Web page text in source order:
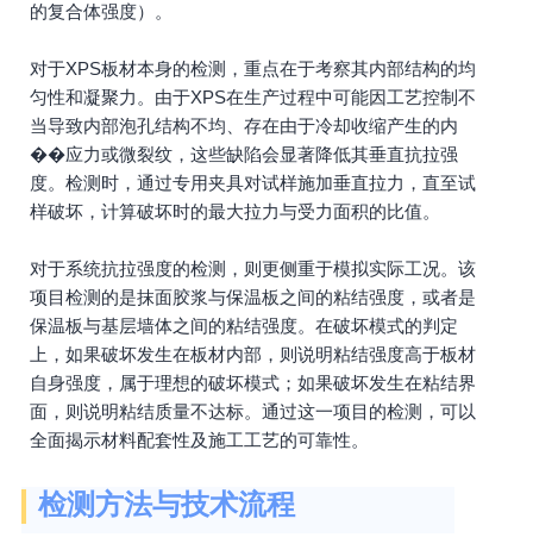
的复合体强度）。
对于XPS板材本身的检测，重点在于考察其内部结构的均
匀性和凝聚力。由于XPS在生产过程中可能因工艺控制不
当导致内部泡孔结构不均、存在由于冷却收缩产生的内
��应力或微裂纹，这些缺陷会显著降低其垂直抗拉强
度。检测时，通过专用夹具对试样施加垂直拉力，直至试
样破坏，计算破坏时的最大拉力与受力面积的比值。
对于系统抗拉强度的检测，则更侧重于模拟实际工况。该
项目检测的是抹面胶浆与保温板之间的粘结强度，或者是
保温板与基层墙体之间的粘结强度。在破坏模式的判定
上，如果破坏发生在板材内部，则说明粘结强度高于板材
自身强度，属于理想的破坏模式；如果破坏发生在粘结界
面，则说明粘结质量不达标。通过这一项目的检测，可以
全面揭示材料配套性及施工工艺的可靠性。
检测方法与技术流程